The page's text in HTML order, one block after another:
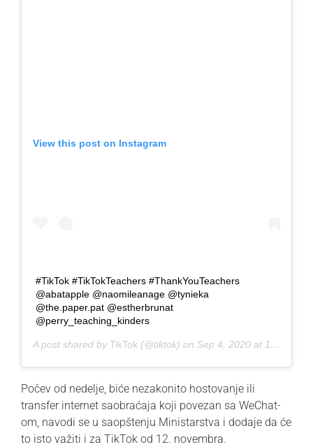
View this post on Instagram
#TikTok #TikTokTeachers #ThankYouTeachers
@abatapple @naomileanage @tynieka
@the.paper.pat @estherbrunat
@perry_teaching_kinders
A post shared by TikTok (@tiktok) on Sep 4, 2020 at 12:01pm PDT
Počev od nedelje, biće nezakonito hostovanje ili
transfer internet saobraćaja koji povezan sa WeChat-
om, navodi se u saopštenju Ministarstva i dodaje da će
to isto važiti i za TikTok od 12. novembra.